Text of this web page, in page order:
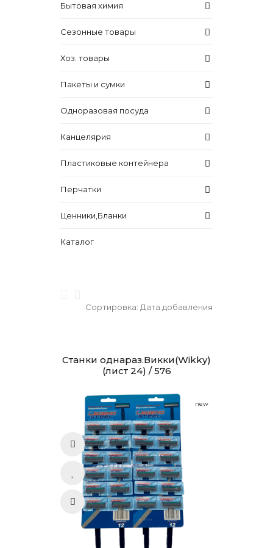
Бытовая химия
Сезонные товары
Хоз. товары
Пакеты и сумки
Одноразовая посуда
Канцелярия
Пластиковые контейнера
Перчатки
Ценники,Бланки
Каталог
Сортировка: Дата добавления
Станки однараз.Викки(Wikky)
(лист 24) / 576
new